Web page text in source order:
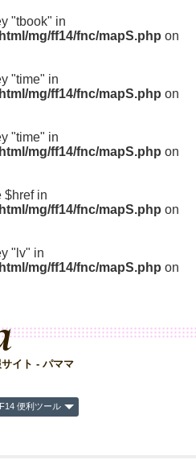
"tbook" in
mg/ff14/fnc/mapS.php on
"time" in
mg/ff14/fnc/mapS.php on
"time" in
mg/ff14/fnc/mapS.php on
$href in
mg/ff14/fnc/mapS.php on
"lv" in
mg/ff14/fnc/mapS.php on
イト - パママ
便利ツール